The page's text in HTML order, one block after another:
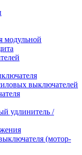
модульной
выключателей
удлинитель /
(мотор-